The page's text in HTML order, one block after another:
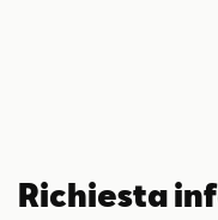
Richiesta